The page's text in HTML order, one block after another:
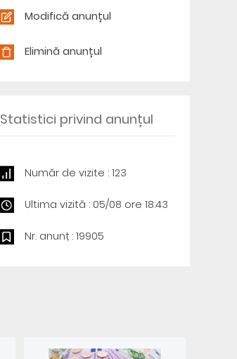
Modifică anunțul
Elimină anunțul
Statistici privind anunțul
Număr de vizite : 123
Ultima vizită : 05/08 ore 18:43
Nr. anunț : 19905